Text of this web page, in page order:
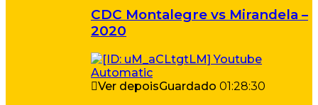
CDC Montalegre vs Mirandela –
2020
Ver depoisGuardado 01:28:30